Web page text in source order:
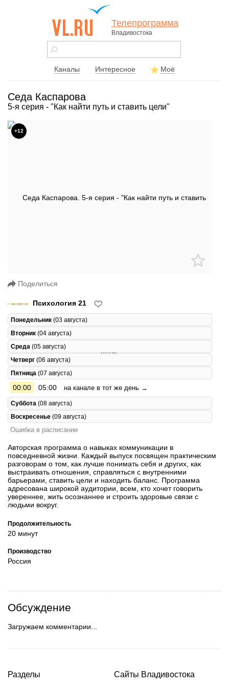
vl.ru - сайт
города
Телепрограмма
Владивостока
Каналы Интересное Моё
Седа Каспарова
5-я серия - "Как найти путь и ставить цели"
+12
Поделиться
Психология 21
Понедельник (03 августа)
Вторник (04 августа)
Среда (05 августа)
Четверг (06 августа)
Пятница (07 августа)
00:00 05:00 на канале в тот же день →
Суббота (08 августа)
Воскресенье (09 августа)
Ошибка в расписании
Авторская программа о навыках коммуникации в
повседневной жизни. Каждый выпуск посвящен практическим
разговорам о том, как лучше понимать себя и других, как
выстраивать отношения, справляться с внутренними
барьерами, ставить цели и находить баланс. Программа
адресована широкой аудитории, всем, кто хочет говорить
увереннее, жить осознаннее и строить здоровые связи с
людьми вокруг.
Продолжительность
20 минут
Производство
Россия
Обсуждение
Загружаем комментарии...
Разделы Сайты Владивостока